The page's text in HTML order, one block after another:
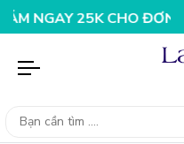
25K CHO ĐƠN HÀNG 99K